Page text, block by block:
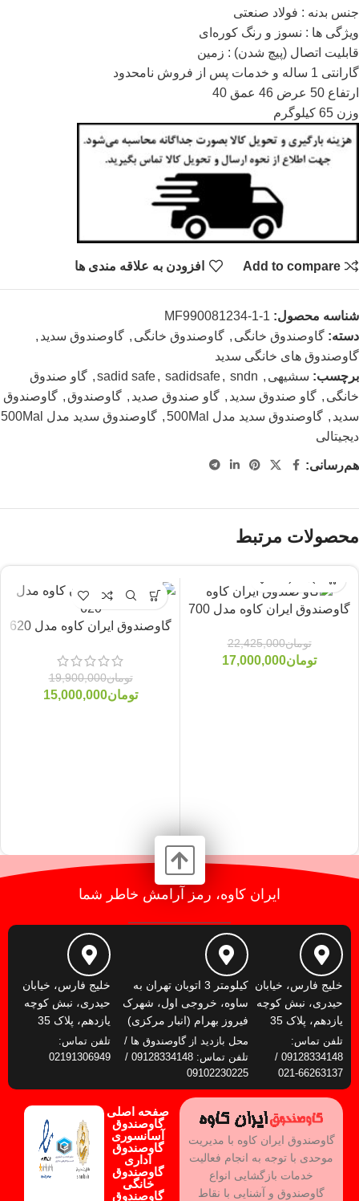
جنس بدنه : فولاد صنعتی
ویژگی ها : نسوز و رنگ کوره‌ای
قابلیت اتصال (پیچ شدن) : زمین
گارانتی 1 ساله و خدمات پس از فروش نامحدود
ارتفاع 50 عرض 46 عمق 40
وزن 65 کیلوگرم
Add to compare افزودن به علاقه مندی ها
شناسه محصول: MF990081234-1-1
دسته: گاوصندوق خانگی , گاوصندوق خانگی , گاوصندوق سدید ,
گاوصندوق های خانگی سدید
برچسب: سشیهی ,
sadid safe, sadidsafe, sndn
, گاو صندوق
خانگی , گاو صندوق سدید , گاو صندوق صدید , گاوصندوق , گاوصندوق
سدید , گاوصندوق سدید مدل 500Mal ,
گاوصندوق سدید مدل 500Mal
دیجیتالی
هم‌رسانی:
محصولات مرتبط
گاوصندوق ایران کاوه مدل 700
تومان22,425,000
تومان17,000,000
گاوصندوق ایران کاوه مدل 620
تومان19,900,000
تومان15,000,000
ایران کاوه، رمز آرامش خاطر شما
خلیج فارس، خیابان
حیدری، نبش کوچه
یازدهم، پلاک 35
تلفن تماس:
09128334148 /
66263137-021
کیلومتر 3 اتوبان تهران به
ساوه، خروجی اول، شهرک
فیروز بهرام (انبار مرکزی)
محل بازدید از گاوصندوق ها /
تلفن تماس: 09128334148 /
09102230225
خلیج فارس، خیابان
حیدری، نبش کوچه
یازدهم، پلاک 35
تلفن تماس:
02191306949
گاوصندوق ایران کاوه با مدیریت
موحدی با توجه به انجام فعالیت
خدمات بازگشایی انواع
گاوصندوق و آشنایی با نقاط
صفحه اصلی
گاوصندوق
آسانسوری
گاوصندوق
اداری
گاوصندوق
خانگی
گاوصندوق